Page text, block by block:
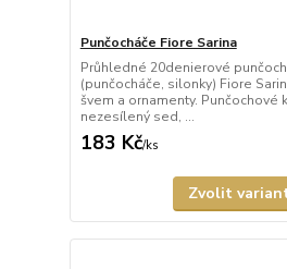
Punčocháče Fiore Sarina
Průhledné 20denierové
(punčocháče, silonky) Fiore
švem a ornamenty. Punčochové
nezesílený sed, ...
183 Kč/ks
Zvolit